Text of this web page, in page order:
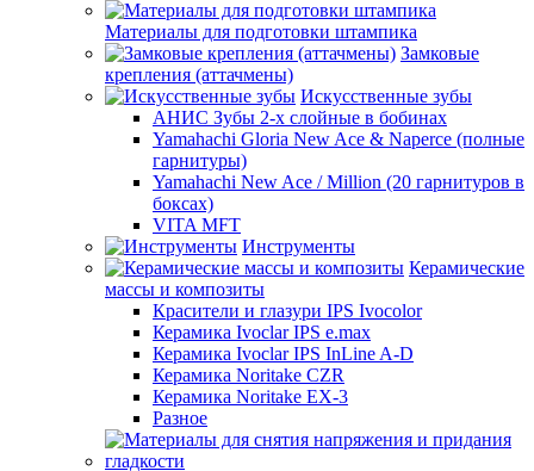
Материалы для подготовки штампика
Замковые
крепления (аттачмены)
Искусственные зубы
АНИС Зубы 2-х слойные в бобинах
Yamahachi Gloria New Ace & Naperce (полные
гарнитуры)
Yamahachi New Ace / Million (20 гарнитуров в
боксах)
VITA MFT
Инструменты
Керамические
массы и композиты
Красители и глазури IPS Ivocolor
Керамика Ivoclar IPS e.max
Керамика Ivoclar IPS InLine A-D
Керамика Noritake CZR
Керамика Noritake EX-3
Разное